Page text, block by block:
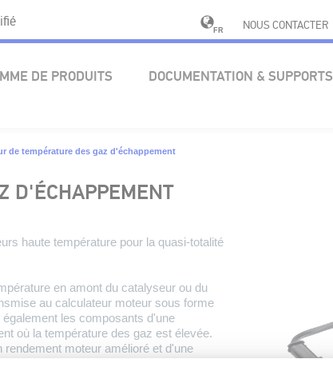
FR NOUS CONTACTER
DE PRODUITS DOCUMENTATION & SUPPORTS
de température des gaz d'échappement
D'ÉCHAPPEMENT
haute température pour la quasi-totalité
en amont du catalyseur ou du
au calculateur moteur sous forme
les composants d'une
où la température des gaz est élevée.
moteur amélioré et d'une
en carburant.